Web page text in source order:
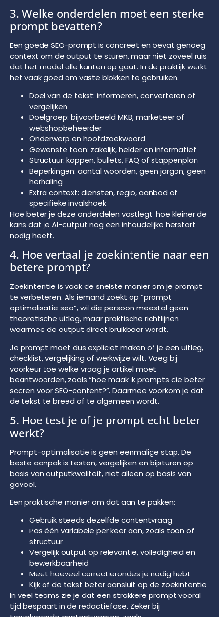
3. Welke onderdelen moet een sterke
prompt bevatten?
Een goede SEO-prompt is concreet en bevat genoeg
context om de output te sturen, maar niet zoveel ruis
dat het model alle kanten op gaat. In de praktijk werkt
het vaak goed om vaste blokken te gebruiken.
Doel van de tekst: informeren, converteren of
vergelijken
Doelgroep: bijvoorbeeld MKB, marketeer of
webshopbeheerder
Onderwerp en hoofdzoekwoord
Gewenste toon: zakelijk, helder en informatief
Structuur: koppen, bullets, FAQ of stappenplan
Beperkingen: aantal woorden, geen jargon, geen
herhaling
Extra context: diensten, regio, aanbod of
specifieke invalshoek
Hoe beter je deze onderdelen vastlegt, hoe kleiner de
kans dat je AI-output nog een inhoudelijke herstart
nodig heeft.
4. Hoe vertaal je zoekintentie naar een
betere prompt?
Zoekintentie is vaak de snelste manier om je prompt
te verbeteren. Als iemand zoekt op “prompt
optimalisatie seo”, wil die persoon meestal geen
theoretische uitleg, maar praktische richtlijnen
waarmee de output direct bruikbaar wordt.
Je prompt moet dus expliciet maken of je een uitleg,
checklist, vergelijking of werkwijze wilt. Voeg bij
voorkeur toe welke vraag je artikel moet
beantwoorden, zoals “hoe maak ik prompts die beter
scoren voor SEO-content?”. Daarmee voorkom je dat
de tekst te breed of te algemeen wordt.
5. Hoe test je of je prompt echt beter
werkt?
Prompt-optimalisatie is geen eenmalige stap. De
beste aanpak is testen, vergelijken en bijsturen op
basis van outputkwaliteit, niet alleen op basis van
gevoel.
Een praktische manier om dat aan te pakken:
Gebruik steeds dezelfde contentvraag
Pas één variabele per keer aan, zoals toon of
structuur
Vergelijk output op relevantie, volledigheid en
bewerkbaarheid
Meet hoeveel correctierondes je nodig hebt
Kijk of de tekst beter aansluit op de zoekintentie
In veel teams zie je dat een strakkere prompt vooral
tijd bespaart in de redactiefase. Zeker bij